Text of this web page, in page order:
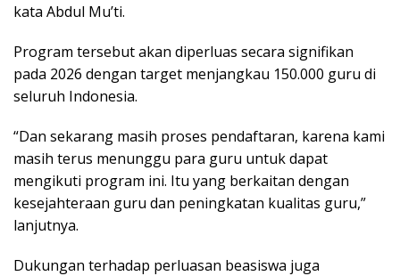
kata Abdul Mu’ti.
Program tersebut akan diperluas secara signifikan
pada 2026 dengan target menjangkau 150.000 guru di
seluruh Indonesia.
“Dan sekarang masih proses pendaftaran, karena kami
masih terus menunggu para guru untuk dapat
mengikuti program ini. Itu yang berkaitan dengan
kesejahteraan guru dan peningkatan kualitas guru,”
lanjutnya.
Dukungan terhadap perluasan beasiswa juga